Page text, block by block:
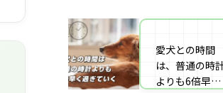
材・出演・執
愛犬との時間
は、普通の時
よりも6倍早く